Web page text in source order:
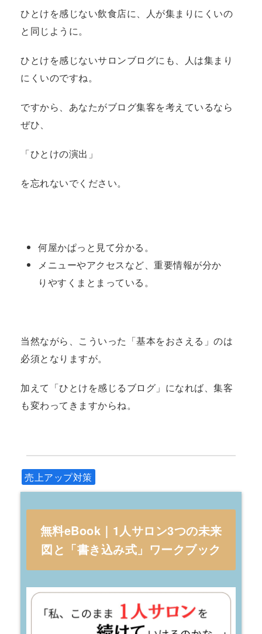
ひとけを感じない飲食店に、人が集まりにくいの
と同じように。
ひとけを感じないサロンブログにも、人は集まり
にくいのですね。
ですから、あなたがブログ集客を考えているなら
ぜひ、
「ひとけの演出」
を忘れないでください。
何屋かぱっと見て分かる。
メニューやアクセスなど、重要情報が分か
りやすくまとまっている。
当然ながら、こういった「基本をおさえる」のは
必須となりますが。
加えて「ひとけを感じるブログ」になれば、集客
も変わってきますからね。
売上アップ対策
無料eBook｜1人サロン3つの未来
図と「書き込み式」ワークブック